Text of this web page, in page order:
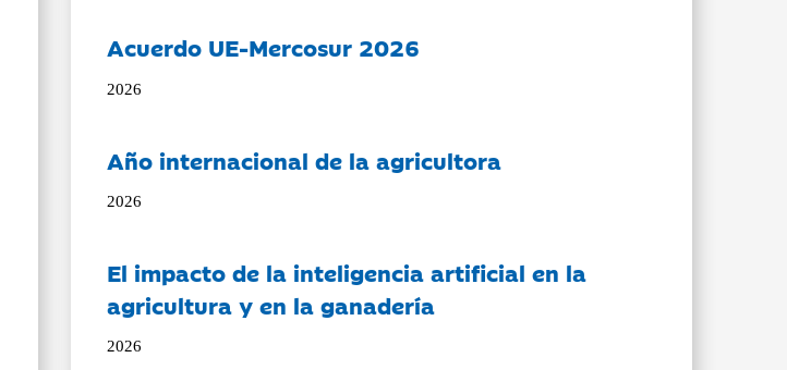
Acuerdo UE-Mercosur 2026
2026
Año internacional de la agricultora
2026
El impacto de la inteligencia artificial en la
agricultura y en la ganadería
2026